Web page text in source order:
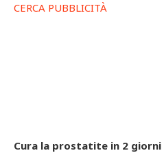
CERCA PUBBLICITÀ
Cura la prostatite in 2